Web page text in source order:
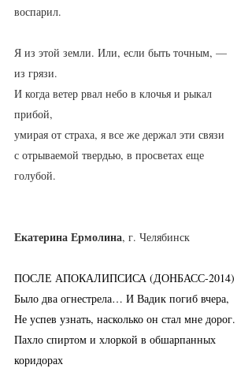
воспарил.
Я из этой земли. Или, если быть точным, —
из грязи.
И когда ветер рвал небо в клочья и рыкал
прибой,
умирая от страха, я все же держал эти связи
с отрываемой твердью, в просветах еще
голубой.
Екатерина Ермолина, г. Челябинск
ПОСЛЕ АПОКАЛИПСИСА (ДОНБАСС-2014)
Было два огнестрела… И Вадик погиб вчера,
Не успев узнать, насколько он стал мне дорог.
Пахло спиртом и хлоркой в обшарпанных
коридорах